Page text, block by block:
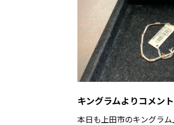
キングラムよりコメント
本日も上田市のキングラ